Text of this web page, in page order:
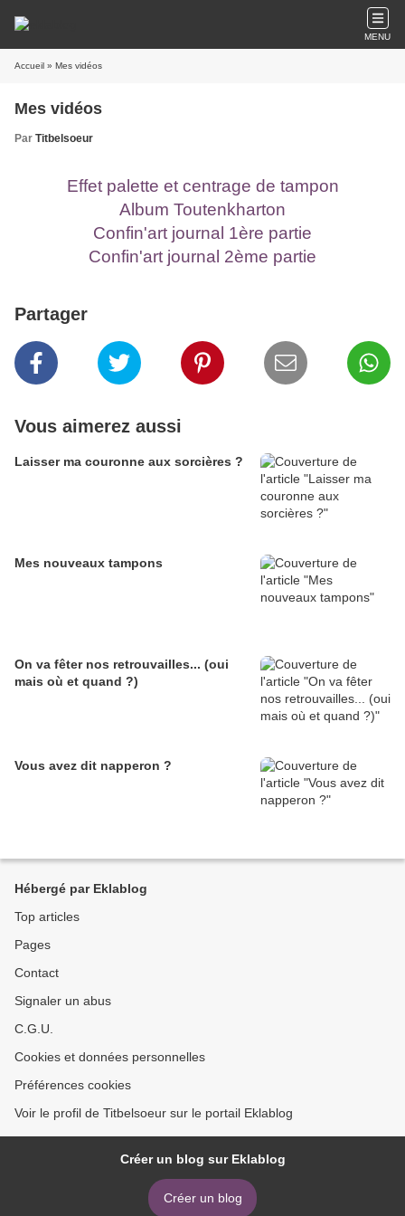
MENU
Accueil » Mes vidéos
Mes vidéos
Par Titbelsoeur
Effet palette et centrage de tampon
Album Toutenkharton
Confin'art journal 1ère partie
Confin'art journal 2ème partie
Partager
Vous aimerez aussi
Laisser ma couronne aux sorcières ?
Mes nouveaux tampons
On va fêter nos retrouvailles... (oui
mais où et quand ?)
Vous avez dit napperon ?
Hébergé par Eklablog
Top articles
Pages
Contact
Signaler un abus
C.G.U.
Cookies et données personnelles
Préférences cookies
Voir le profil de Titbelsoeur sur le portail Eklablog
Créer un blog sur Eklablog
Créer un blog